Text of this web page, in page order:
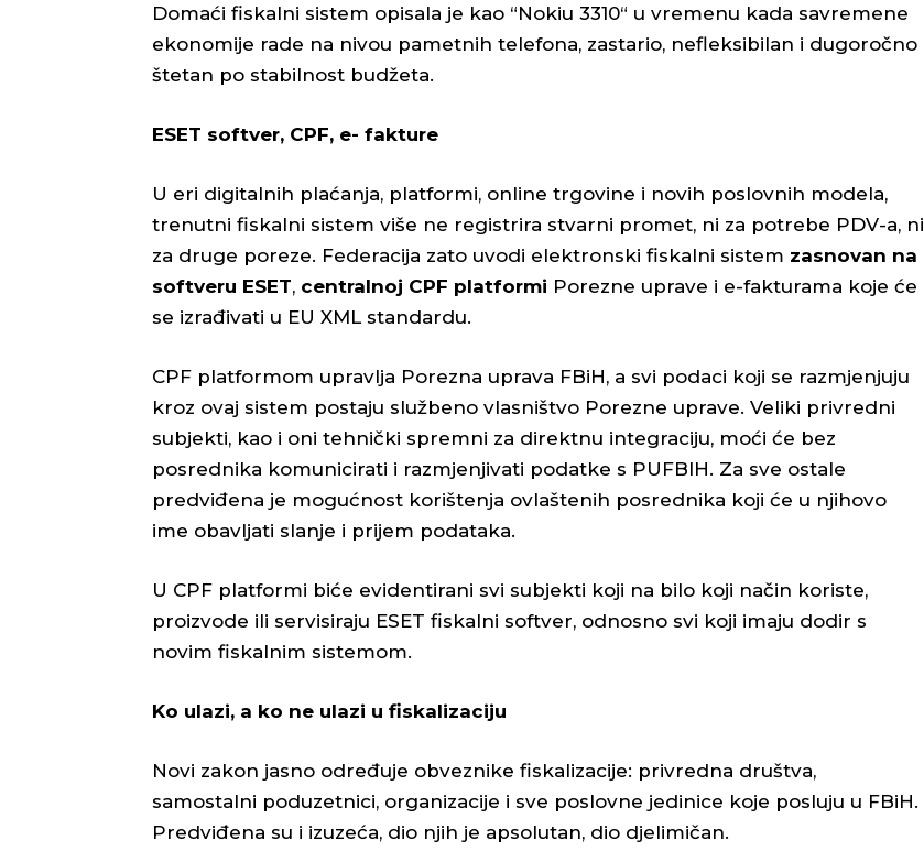
Domaći fiskalni sistem opisala je kao “Nokiu 3310“ u vremenu kada savremene
ekonomije rade na nivou pametnih telefona, zastario, nefleksibilan i dugoročno
štetan po stabilnost budžeta.
ESET softver, CPF, e- fakture
U eri digitalnih plaćanja, platformi, online trgovine i novih poslovnih modela,
trenutni fiskalni sistem više ne registrira stvarni promet, ni za potrebe PDV-a, ni
za druge poreze. Federacija zato uvodi elektronski fiskalni sistem zasnovan na
softveru ESET, centralnoj CPF platformi Porezne uprave i e-fakturama koje će
se izrađivati u EU XML standardu.
CPF platformom upravlja Porezna uprava FBiH, a svi podaci koji se razmjenjuju
kroz ovaj sistem postaju službeno vlasništvo Porezne uprave. Veliki privredni
subjekti, kao i oni tehnički spremni za direktnu integraciju, moći će bez
posrednika komunicirati i razmjenjivati podatke s PUFBIH. Za sve ostale
predviđena je mogućnost korištenja ovlaštenih posrednika koji će u njihovo
ime obavljati slanje i prijem podataka.
U CPF platformi biće evidentirani svi subjekti koji na bilo koji način koriste,
proizvode ili servisiraju ESET fiskalni softver, odnosno svi koji imaju dodir s
novim fiskalnim sistemom.
Ko ulazi, a ko ne ulazi u fiskalizaciju
Novi zakon jasno određuje obveznike fiskalizacije: privredna društva,
samostalni poduzetnici, organizacije i sve poslovne jedinice koje posluju u FBiH.
Predviđena su i izuzeća, dio njih je apsolutan, dio djelimičan.